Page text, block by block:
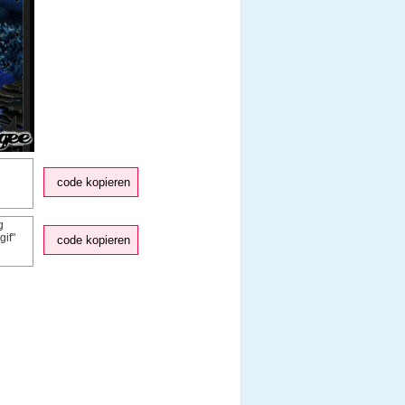
code kopieren
code kopieren